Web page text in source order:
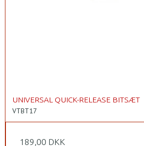
UNIVERSAL QUICK-RELEASE BITSÆT
VTBT17
189,00 DKK